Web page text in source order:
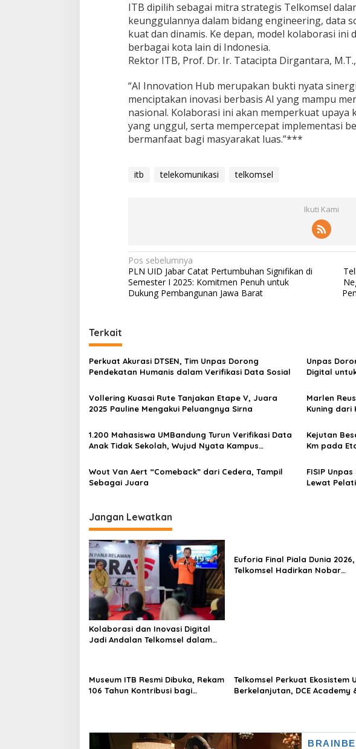
ITB dipilih sebagai mitra strategis Telkomsel
keunggulannya dalam bidang engineering, data
kuat dan dinamis. Ke depan, model kolaborasi
berbagai kota lain di Indonesia.
Rektor ITB, Prof. Dr. Ir. Tatacipta Dirgantara,
“AI Innovation Hub merupakan bukti nyata
menciptakan inovasi berbasis AI yang mampu
nasional. Kolaborasi ini akan memperkuat upaya
yang unggul, serta mempercepat implementasi
bermanfaat bagi masyarakat luas.”***
itb telekomunikasi telkomsel
Ikuti Kami
N
a
v
s
i
p
o
s
Pos sebelumnya
PLN UID Jabar Catat Pertumbuhan Signifikan di
Semester I 2025: Komitmen Penuh untuk
Dukung Pembangunan Jawa Barat
Terkait
Perkuat Akurasi DTSEN, Tim Unpas Dorong
Pendekatan Humanis dalam Verifikasi Data Sosial
Unpas
Digital
Vollering Kuasai Rute Tanjakan Etape V, Juara
2025 Pauline Mengakui Peluangnya Sirna
Marlen
Kuning dari
1.200 Mahasiswa UMBandung Turun Verifikasi Data
Anak Tidak Sekolah, Wujud Nyata Kampus
Kejutan
Km pada
Wout Van Aert “Comeback” dari Cedera, Tampil
Sebagai Juara
FISIP
Lewat
Jangan Lewatkan
Kolaborasi dan Inovasi Digital
Jadi Andalan Telkomsel dalam
Euforia Final Piala Dunia 2026,
Telkomsel Hadirkan Nobar
Museum ITB Resmi Dibuka, Rekam
106 Tahun Kontribusi bagi
Telkomsel Perkuat Ekosistem
Berkelanjutan, DCE Academy